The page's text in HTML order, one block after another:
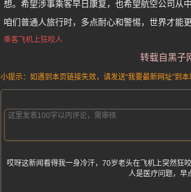
想。希望涉事乘客早日康复，也希望航空公司从
咱们普通人旅行时，多点耐心和警惕，世界才能更
乘客飞机上狂咬人
转载自黑子
小提示：如遇到本页链接失效，请发送“我要最新网址”到
哎呀这新闻看得我一身冷汗，70岁老头在飞机上突然狂
人是医疗问题，早